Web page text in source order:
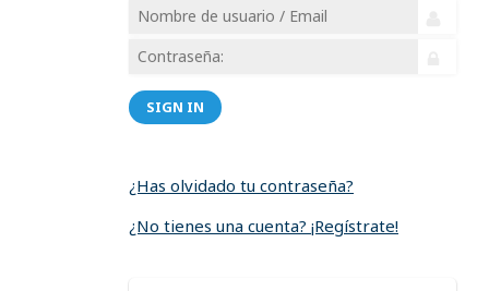
SIGN IN
¿Has olvidado tu contraseña?
¿No tienes una cuenta? ¡Regístrate!